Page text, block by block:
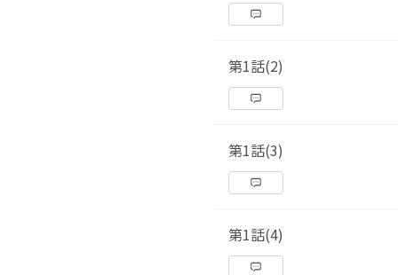
第1話(2)
第1話(3)
第1話(4)